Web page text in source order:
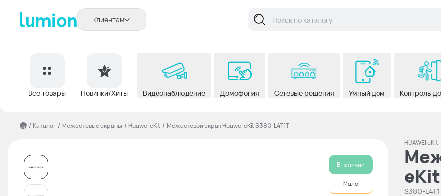
Клиентам
Все товары Новинки/Хиты Видеонаблюдение Домофония Сетевые решения Умный дом Контроль
/ Каталог / Межсетевые экраны / Huawei eKit / Межсетевой экран Huawei eKit S380-L4T1T
В наличии
Мало
HUAWEI eKit
S380-